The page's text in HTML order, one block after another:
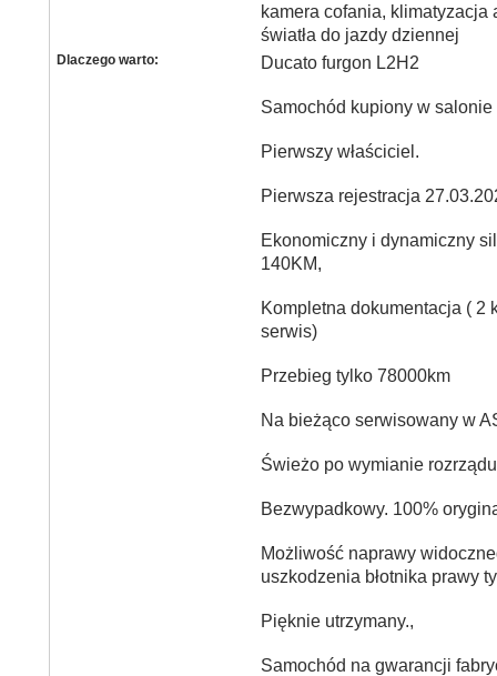
kamera cofania, klimatyzacja
światła do jazdy dziennej
Dlaczego warto: Ducato furgon L2H2
Samochód kupiony w
Pierwszy właściciel.
Pierwsza rejestracja
Ekonomiczny i dynamiczny
140KM,
Kompletna dokumentacja ( 2
serwis)
Przebieg tylko 78000km
Na bieżąco serwisowany w
Świeżo po wymianie
Bezwypadkowy. 100%
Możliwość naprawy
uszkodzenia błotnika prawy
Pięknie utrzymany.,
Samochód na gwarancji